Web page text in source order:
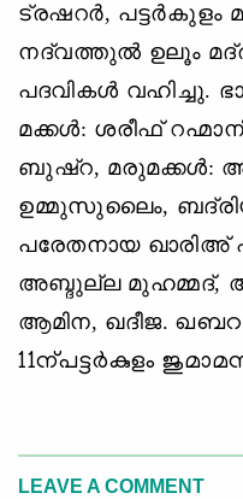
ട്രഷറര്‍, പട്ടര്‍കുളം
നദ്‌വത്തുല്‍ ഉലൂം
പദവികള്‍ വഹിച്ചു.
മക്കള്‍: ശരീഫ്
ബുഷ്‌റ, മരുമക്കള്‍:
ഉമ്മുസുലൈം,
പരേതനായ
അബ്ദുല്ല മുഹമ്മദ്,
ആമിന, ഖദീജ.
11ന്പട്ടര്‍കുളം
LEAVE A COMMENT